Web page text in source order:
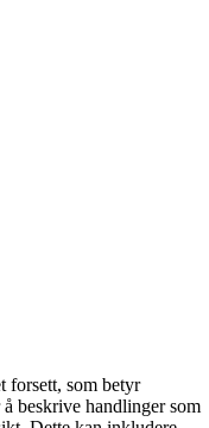
forsett, som betyr
beskrive handlinger som